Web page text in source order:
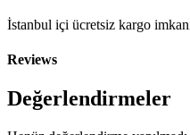
İstanbul içi ücretsiz kargo
Reviews
Değerlendirmeler